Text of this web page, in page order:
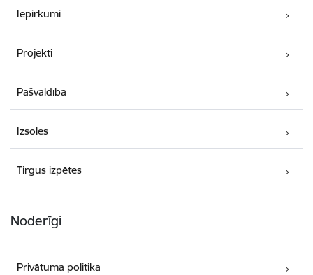
Iepirkumi
Projekti
Pašvaldība
Izsoles
Tirgus izpētes
Noderīgi
Privātuma politika